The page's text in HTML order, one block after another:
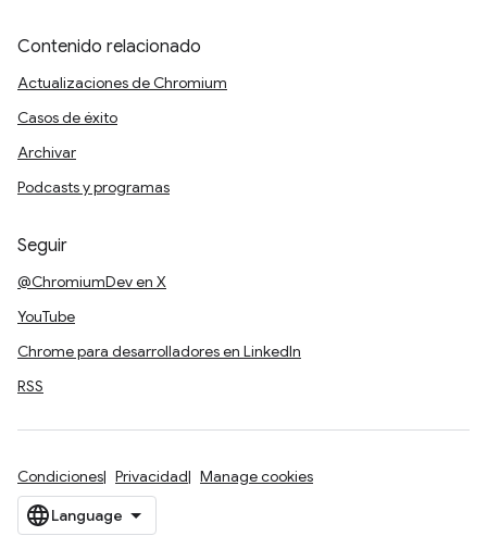
Contenido relacionado
Actualizaciones de Chromium
Casos de éxito
Archivar
Podcasts y programas
Seguir
@ChromiumDev en X
YouTube
Chrome para desarrolladores en LinkedIn
RSS
Condiciones Privacidad Manage cookies